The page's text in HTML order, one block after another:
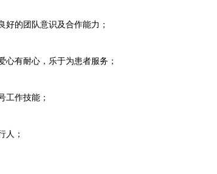
的团队意识及合作能力；
有耐心，乐于为患者服务；
作技能；
；